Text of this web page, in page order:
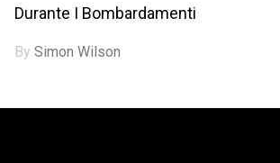
Durante I Bombardamenti
BySimon Wilson